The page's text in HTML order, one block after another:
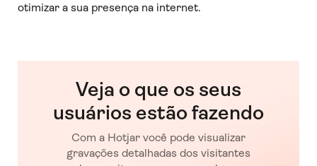
otimizar a sua presença na internet.
Veja o que os seus
usuários estão fazendo
Com a Hotjar você pode visualizar
gravações detalhadas dos visitantes